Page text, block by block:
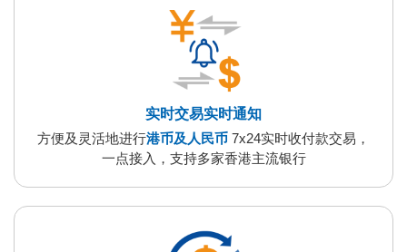
实时交易实时通知
方便及灵活地进行港币及人民币 7x24实时收付款交易，
一点接入，支持多家香港主流银行